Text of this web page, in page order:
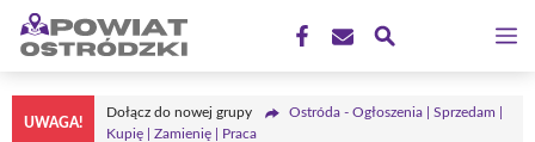
Przejdź
treści
UWAGA!
Dołącz do nowej grupy
Ostróda - Ogłoszenia | Sprzedam |
Kupię | Zamienię | Praca